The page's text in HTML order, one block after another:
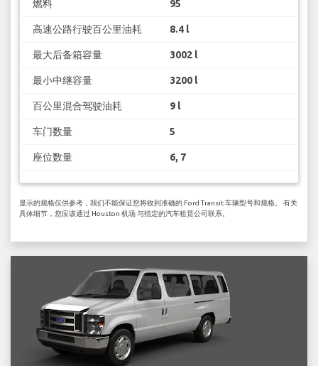
燃料 95
高速公路行驶百公里油耗 8.4 l
最大后备箱容量 3002 l
最小中继容量 3200 l
百公里混合驾驶油耗 9 l
车门数量 5
座位数量 6, 7
显示的规格仅供参考，我们不能保证您将收到准确的 Ford Transit 车辆型号和规格。 有关
具体细节，您应该通过 Houston 机场 与指定的汽车租赁公司联系。